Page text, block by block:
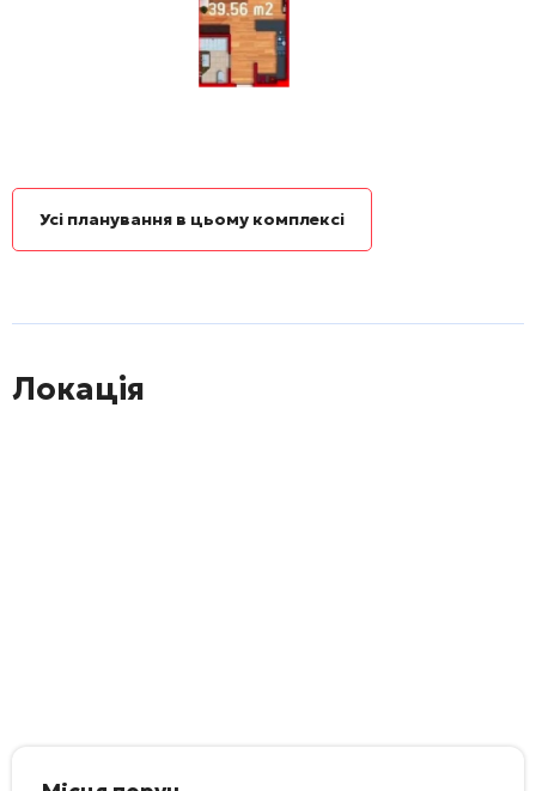
Усі планування в цьому комплексі
Локація